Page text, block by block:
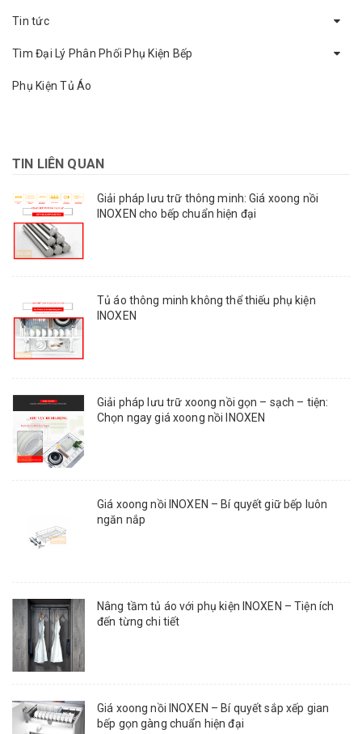
Tin tức
Tìm Đại Lý Phân Phối Phụ Kiện Bếp
Phụ Kiện Tủ Áo
TIN LIÊN QUAN
Giải pháp lưu trữ thông minh: Giá xoong nồi
INOXEN cho bếp chuẩn hiện đại
Tủ áo thông minh không thể thiếu phụ kiện
INOXEN
Giải pháp lưu trữ xoong nồi gọn – sạch – tiện:
Chọn ngay giá xoong nồi INOXEN
Giá xoong nồi INOXEN – Bí quyết giữ bếp luôn
ngăn nắp
Nâng tầm tủ áo với phụ kiện INOXEN – Tiện ích
đến từng chi tiết
Giá xoong nồi INOXEN – Bí quyết sắp xếp gian
bếp gọn gàng chuẩn hiện đại